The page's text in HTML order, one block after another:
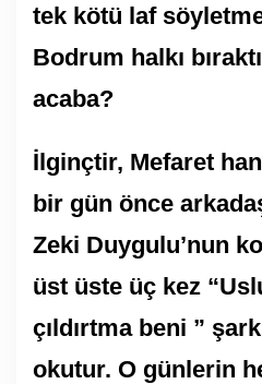
tek kötü laf
Bodrum halkı
acaba?
İlginçtir, Mefaret
bir gün önce
Zeki Duygulu’nun
üst üste üç kez
çıldırtma beni ”
okutur. O günlerin